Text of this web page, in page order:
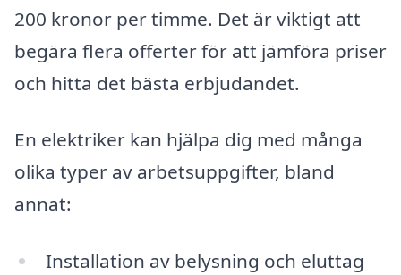
200 kronor per timme. Det är viktigt att
begära flera offerter för att jämföra priser
och hitta det bästa erbjudandet.
En elektriker kan hjälpa dig med många
olika typer av arbetsuppgifter, bland
annat:
Installation av belysning och eluttag